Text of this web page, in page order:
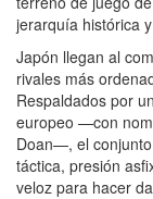
jerarquía histórica
Japón llegan al
rivales más
Respaldados por
europeo —con
Doan—, el
táctica, presión
veloz para hacer